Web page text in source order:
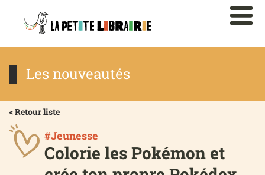
Les nouveautés
< Retour liste
#Jeunesse
Colorie les Pokémon et